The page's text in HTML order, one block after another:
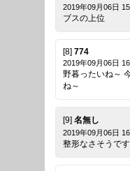
2019年09月06日
ブスの上位
[8] 774
2019年09月06日
野暮ったいね～
ね～
[9] 名無し
2019年09月06日
整形なさそうで